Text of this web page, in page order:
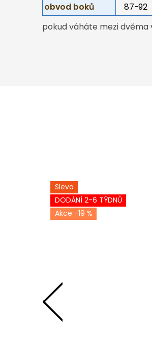
obvod boků
87-92
pokud váháte mezi
Sleva
DODÁNÍ 2-6 TÝDNŮ
-19 %